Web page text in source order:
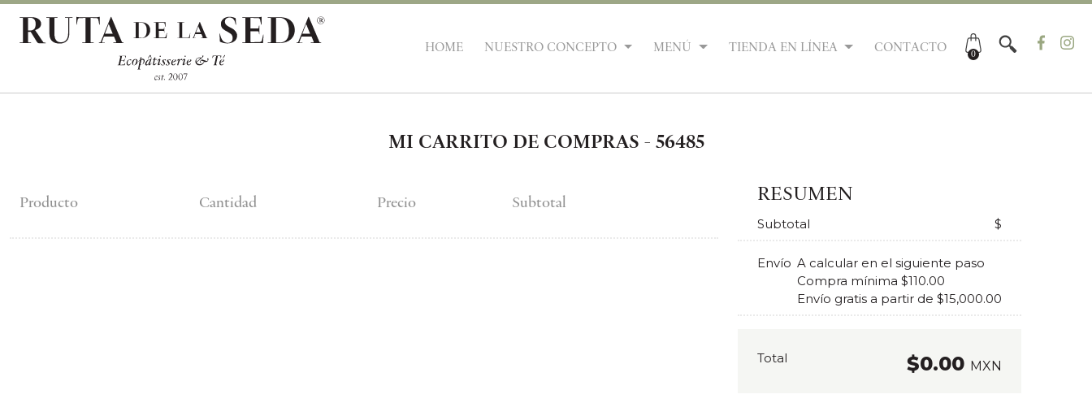
HOME NUESTRO CONCEPTO MENÚ TIENDA EN LÍNEA CONTACTO 0
MI CARRITO DE COMPRAS - 56485
Producto Cantidad Precio Subtotal RESUMEN
Subtotal $
Envío A calcular en el siguiente paso
Compra mínima $110.00
Envío gratis a partir de $15,000.00
Total $0.00 MXN